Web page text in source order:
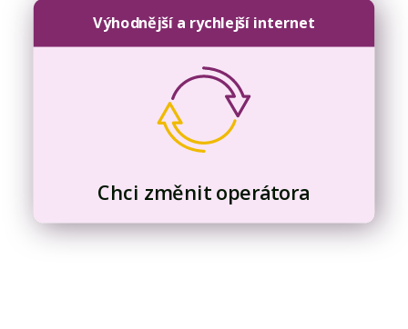
Výhodnější a rychlejší internet
Chci změnit operátora